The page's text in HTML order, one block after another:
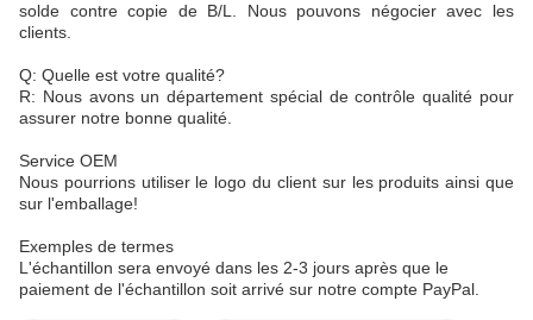
solde contre copie de B/L. Nous pouvons négocier avec les
clients.
Q: Quelle est votre qualité?
R: Nous avons un département spécial de contrôle qualité pour
assurer notre bonne qualité.
Service OEM
Nous pourrions utiliser le logo du client sur les produits ainsi que
sur l'emballage!
Exemples de termes
L'échantillon sera envoyé dans les 2-3 jours après que le
paiement de l'échantillon soit arrivé sur notre compte PayPal.